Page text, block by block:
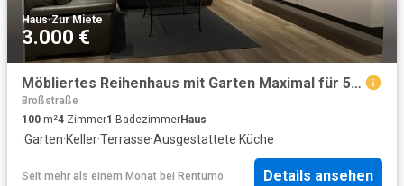
Haus·Zur Miete
3.000 €
Möbliertes Reihenhaus mit Garten Maximal für 5 Personen Frei ab 01.10.26
Broßstraße
100 m²4 Zimmer1 BadezimmerHaus
·Garten·Keller·Terrasse·Ausgestattete Küche
Seit mehr als einem Monat bei Rentumo Details ansehen